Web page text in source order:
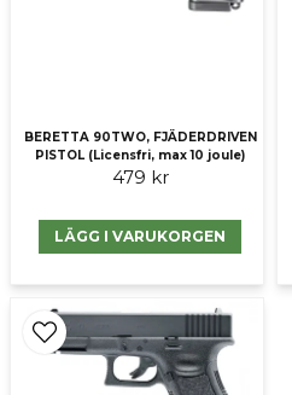
BERETTA 90TWO, FJÄDERDRIVEN
PISTOL (Licensfri, max 10 joule)
479 kr
LÄGG I VARUKORGEN